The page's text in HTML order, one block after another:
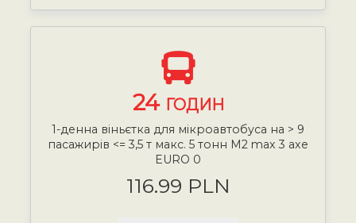
24 ГОДИН
1-денна віньєтка для мікроавтобуса на > 9
пасажирів <= 3,5 т макс. 5 тонн М2 max 3 axe
EURO 0
116.99 PLN